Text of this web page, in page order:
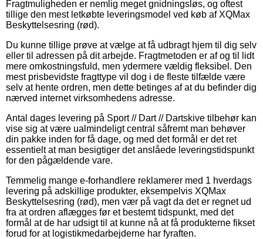
Fragtmuligheden er nemlig meget gnidningsløs, og oftest
tillige den mest letkøbte leveringsmodel ved køb af XQMax
Beskyttelsesring (rød).
Du kunne tillige prøve at vælge at få udbragt hjem til dig selv
eller til adressen på dit arbejde. Fragtmetoden er af og til lidt
mere omkostningsfuld, men ydermere vældig fleksibel. Den
mest prisbevidste fragttype vil dog i de fleste tilfælde være
selv at hente ordren, men dette betinges af at du befinder dig
nærved internet virksomhedens adresse.
Antal dages levering på Sport // Dart // Dartskive tilbehør kan
vise sig at være ualmindeligt central såfremt man behøver
din pakke inden for få dage, og med det formål er det ret
essentielt at man besigtiger det anslåede leveringstidspunkt
for den pågældende vare.
Temmelig mange e-forhandlere reklamerer med 1 hverdags
levering på adskillige produkter, eksempelvis XQMax
Beskyttelsesring (rød), men vær på vagt da det er regnet ud
fra at ordren aflægges før et bestemt tidspunkt, med det
formål at de har udsigt til at kunne nå at få produkterne fikset
forud for at logistikmedarbejderne har fyraften.